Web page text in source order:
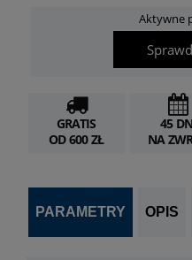
Aktywne
GRATIS
OD 600 ZŁ
45
NA
PARAMETRY OPIS